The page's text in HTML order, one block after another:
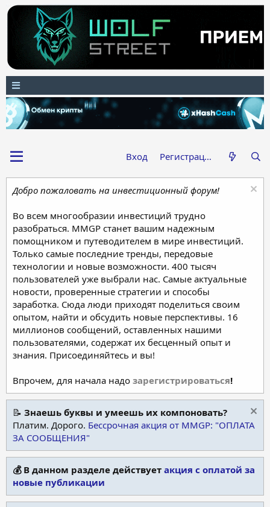
Вход Регистрация
Добро пожаловать на инвестиционный форум!
Во всем многообразии инвестиций трудно
разобраться. MMGP станет вашим надежным
помощником и путеводителем в мире инвестиций.
Только самые последние тренды, передовые
технологии и новые возможности. 400 тысяч
пользователей уже выбрали нас. Самые актуальные
новости, проверенные стратегии и способы
заработка. Сюда люди приходят поделиться своим
опытом, найти и обсудить новые перспективы. 16
миллионов сообщений, оставленных нашими
пользователями, содержат их бесценный опыт и
знания. Присоединяйтесь и вы!
Впрочем, для начала надо зарегистрироваться!
📝 Знаешь буквы и умеешь их компоновать?
Платим. Дорого. Бессрочная акция от MMGP: "ОПЛАТА
ЗА СООБЩЕНИЯ"
💰 В данном разделе действует акция с оплатой за
новые публикации